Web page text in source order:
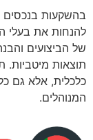
בהשקעות בנכסים
להנחות את בעלי
של הביצועים
תוצאות
כלכלית, אלא גם
המנוהלים.